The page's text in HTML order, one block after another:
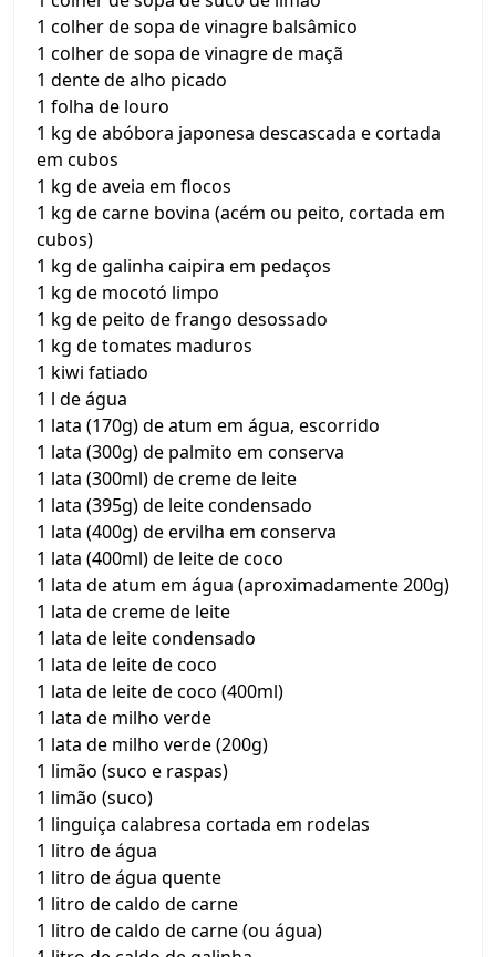
1 colher de sopa de vinagre balsâmico
1 colher de sopa de vinagre de maçã
1 dente de alho picado
1 folha de louro
1 kg de abóbora japonesa descascada e cortada
em cubos
1 kg de aveia em flocos
1 kg de carne bovina (acém ou peito, cortada em
cubos)
1 kg de galinha caipira em pedaços
1 kg de mocotó limpo
1 kg de peito de frango desossado
1 kg de tomates maduros
1 kiwi fatiado
1 l de água
1 lata (170g) de atum em água, escorrido
1 lata (300g) de palmito em conserva
1 lata (300ml) de creme de leite
1 lata (395g) de leite condensado
1 lata (400g) de ervilha em conserva
1 lata (400ml) de leite de coco
1 lata de atum em água (aproximadamente 200g)
1 lata de creme de leite
1 lata de leite condensado
1 lata de leite de coco
1 lata de leite de coco (400ml)
1 lata de milho verde
1 lata de milho verde (200g)
1 limão (suco e raspas)
1 limão (suco)
1 linguiça calabresa cortada em rodelas
1 litro de água
1 litro de água quente
1 litro de caldo de carne
1 litro de caldo de carne (ou água)